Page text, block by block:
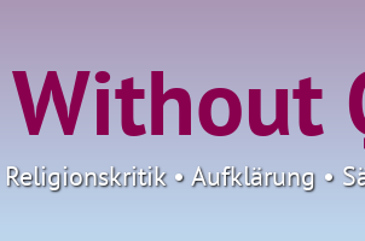
Religionskritik • Aufklärung •